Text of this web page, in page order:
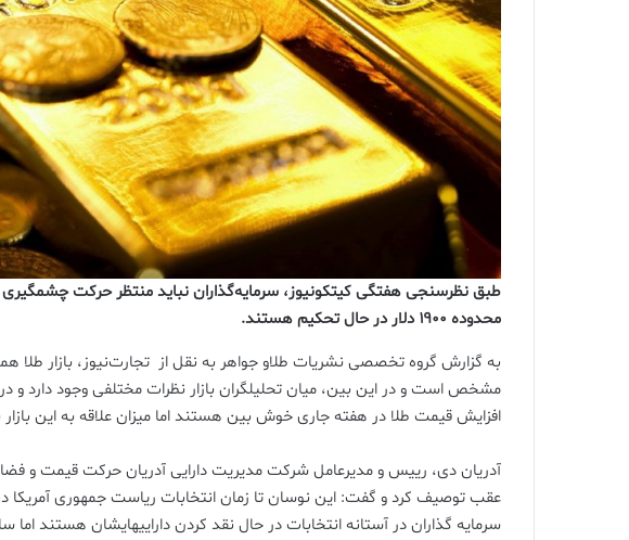
طبق نظرسنجی هفتگی کیتکونیوز، سرمایه‌گذاران نباید منتظر حرکت چشمگیری
محدوده ۱۹۰۰ دلار در حال تحکیم هستند.
به گزارش گروه تخصصی نشریات طلاو جواهر به نقل از تجارت‌نیوز، بازار
مشخص است و در این بین، میان تحلیلگران بازار نظرات مختلفی وجود دارد و
افزایش قیمت طلا در هفته جاری خوش بین هستند اما میزان علاقه به این
آدریان دی، رییس و مدیرعامل شرکت مدیریت دارایی آدریان حرکت قیمت و فضا
عقب توصیف کرد و گفت: این نوسان تا زمان انتخابات ریاست جمهوری آمریکا
سرمایه گذاران در آستانه انتخابات در حال نقد کردن داراییهایشان هستند اما